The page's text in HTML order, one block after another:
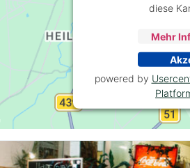
diese
Mehr
powered by